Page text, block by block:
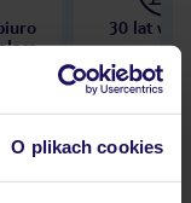
O plikach cookies
30 lat w